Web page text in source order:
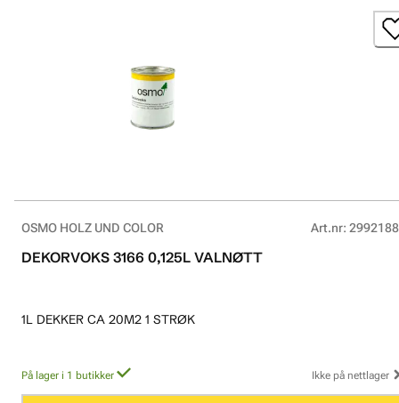
OSMO HOLZ UND COLOR Art.nr:
DEKORVOKS 3166 0,125L VALNØTT
1L DEKKER CA 20M2 1 STRØK
På lager i 1 butikker Ikke på nettlager